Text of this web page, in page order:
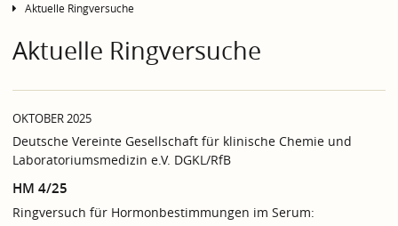
Aktuelle Ringversuche
Aktuelle Ringversuche
OKTOBER 2025
Deutsche Vereinte Gesellschaft für klinische Chemie und
Laboratoriumsmedizin e.V. DGKL/RfB
HM 4/25
Ringversuch für Hormonbestimmungen im Serum: